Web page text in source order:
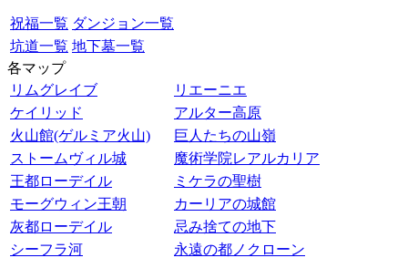
祝福一覧 ダンジョン一覧
坑道一覧 地下墓一覧
各マップ
リムグレイブ
リエーニエ
ケイリッド
アルター高原
火山館(ゲルミア火山)
巨人たちの山嶺
ストームヴィル城
魔術学院レアルカリア
王都ローデイル
ミケラの聖樹
モーグウィン王朝
カーリアの城館
灰都ローデイル
忌み捨ての地下
シーフラ河
永遠の都ノクローン